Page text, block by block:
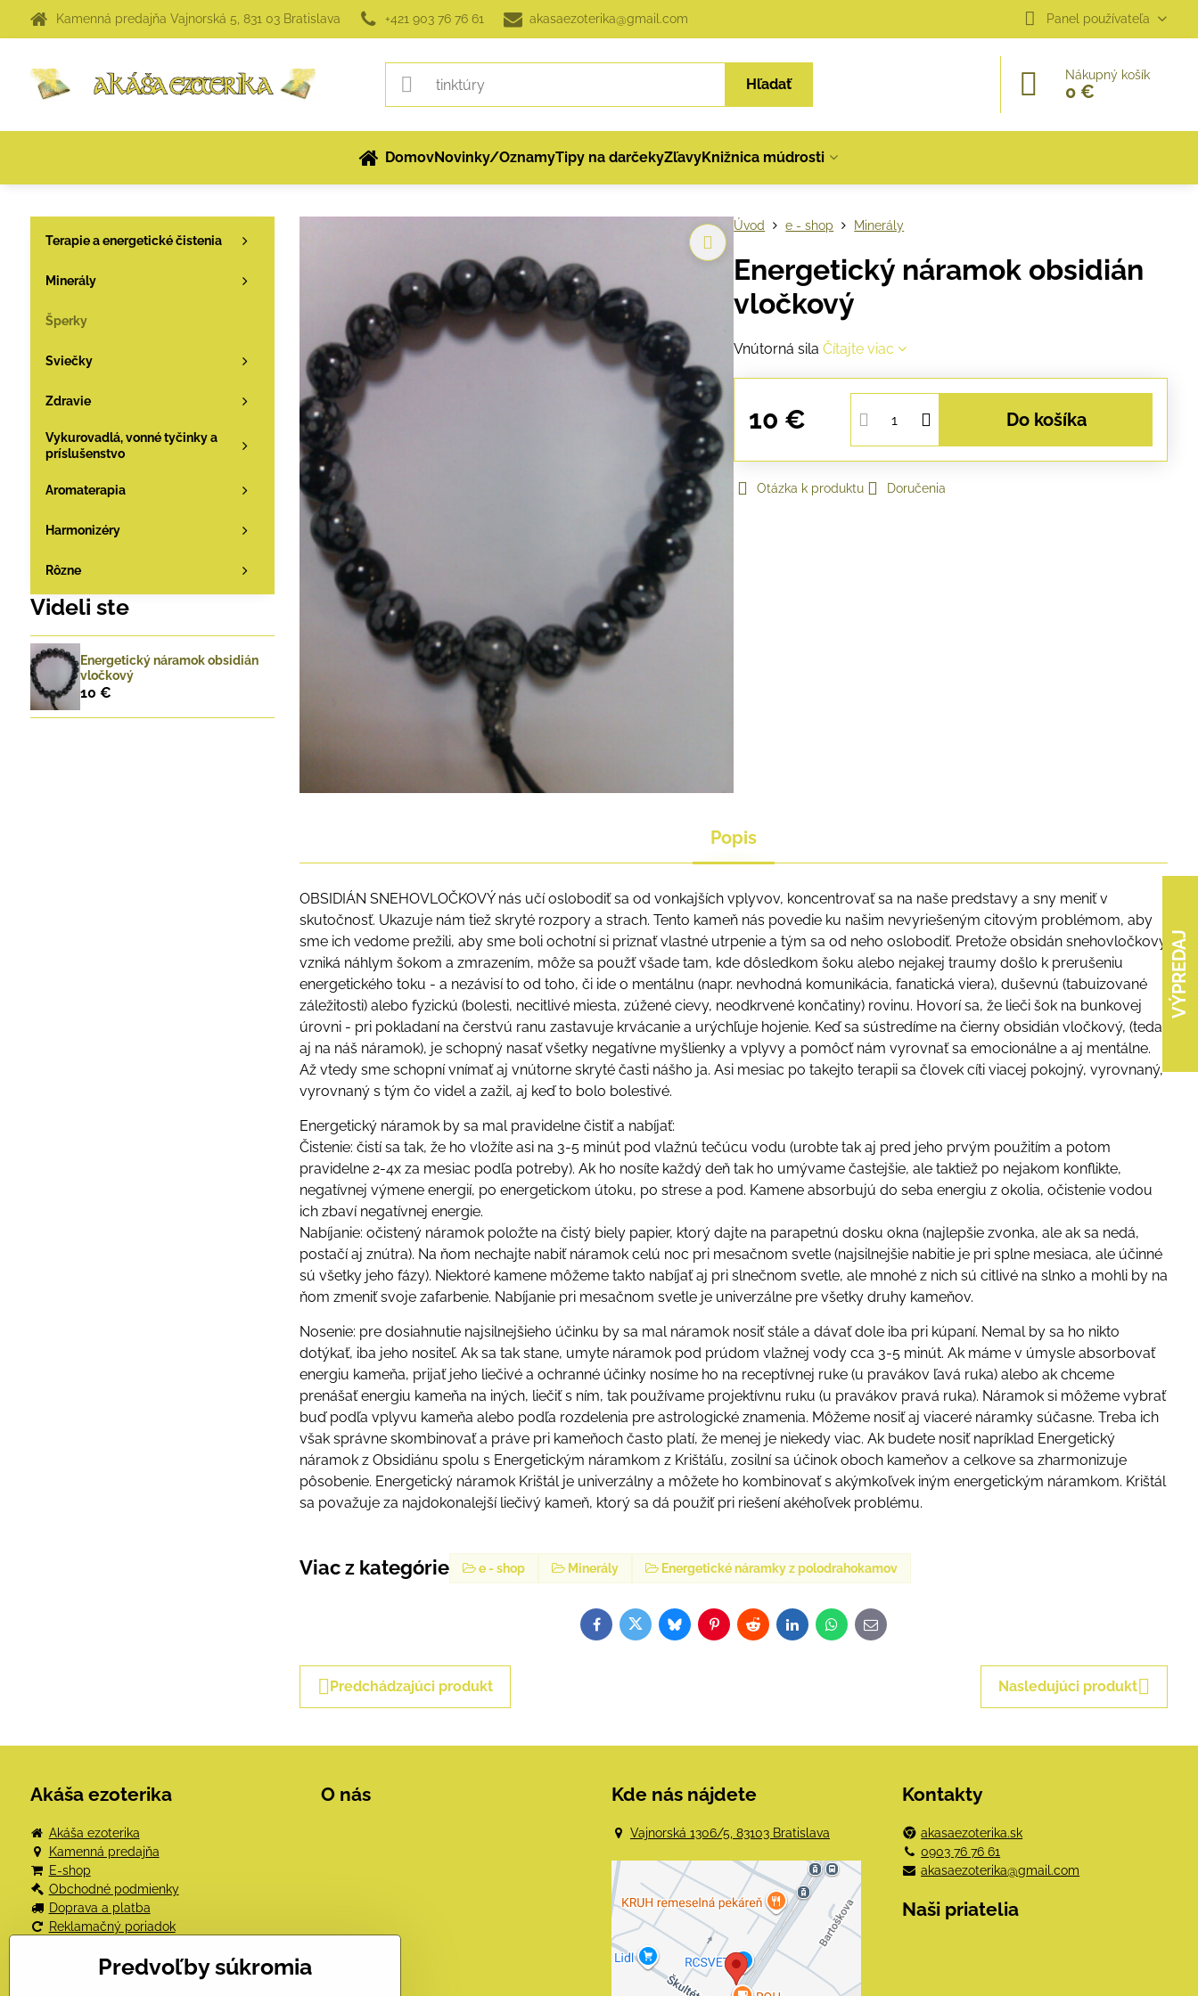
Kamenná predajňa Vajnorská 5, 831 03 Bratislava +421 903 76 76 61 akasaezoterika@gmail.com Panel používateľa
Hľadať
Nákupný košík
0 €
DomovNovinky/OznamyTipy na darčekyZľavyKnižnica múdrosti
Úvod e - shop Minerály
Energetický náramok obsidián
vločkový
Vnútorná silaČítajte viac
10 € Do košíka
Otázka k produktu Doručenia
Popis
OBSIDIÁN SNEHOVLOČKOVÝ nás učí oslobodiť sa od vonkajších vplyvov, koncentrovať sa na naše predstavy a sny meniť v
skutočnosť. Ukazuje nám tiež skryté rozpory a strach. Tento kameň nás povedie ku našim nevyriešeným citovým problémom, aby
sme ich vedome prežili, aby sme boli ochotní si priznať vlastné utrpenie a tým sa od neho oslobodiť. Pretože obsidán snehovločkový
vzniká náhlym šokom a zmrazením, môže sa použť všade tam, kde dôsledkom šoku alebo nejakej traumy došlo k prerušeniu
energetického toku - a nezávisí to od toho, či ide o mentálnu (napr. nevhodná komunikácia, fanatická viera), duševnú (tabuizované
záležitosti) alebo fyzickú (bolesti, necitlivé miesta, zúžené cievy, neodkrvené končatiny) rovinu. Hovorí sa, že lieči šok na bunkovej
úrovni - pri pokladaní na čerstvú ranu zastavuje krvácanie a urýchľuje hojenie. Keď sa sústredíme na čierny obsidián vločkový, (teda
aj na náš náramok), je schopný nasať všetky negatívne myšlienky a vplyvy a pomôcť nám vyrovnať sa emocionálne a aj mentálne.
Až vtedy sme schopní vnímať aj vnútorne skryté časti nášho ja. Asi mesiac po takejto terapii sa človek cíti viacej pokojný, vyrovnaný,
vyrovnaný s tým čo videl a zažil, aj keď to bolo bolestivé.
Energetický náramok by sa mal pravidelne čistiť a nabíjať:
Čistenie: čistí sa tak, že ho vložíte asi na 3-5 minút pod vlažnú tečúcu vodu (urobte tak aj pred jeho prvým použitím a potom
pravidelne 2-4x za mesiac podľa potreby). Ak ho nosíte každý deň tak ho umývame častejšie, ale taktiež po nejakom konflikte,
negatívnej výmene energií, po energetickom útoku, po strese a pod. Kamene absorbujú do seba energiu z okolia, očistenie vodou
ich zbaví negatívnej energie.
Nabíjanie: očistený náramok položte na čistý biely papier, ktorý dajte na parapetnú dosku okna (najlepšie zvonka, ale ak sa nedá,
postačí aj znútra). Na ňom nechajte nabiť náramok celú noc pri mesačnom svetle (najsilnejšie nabitie je pri splne mesiaca, ale účinné
sú všetky jeho fázy). Niektoré kamene môžeme takto nabíjať aj pri slnečnom svetle, ale mnohé z nich sú citlivé na slnko a mohli by na
ňom zmeniť svoje zafarbenie. Nabíjanie pri mesačnom svetle je univerzálne pre všetky druhy kameňov.
Nosenie: pre dosiahnutie najsilnejšieho účinku by sa mal náramok nosiť stále a dávať dole iba pri kúpaní. Nemal by sa ho nikto
dotýkať, iba jeho nositeľ. Ak sa tak stane, umyte náramok pod prúdom vlažnej vody cca 3-5 minút. Ak máme v úmysle absorbovať
energiu kameňa, prijať jeho liečivé a ochranné účinky nosíme ho na receptívnej ruke (u pravákov ľavá ruka) alebo ak chceme
prenášať energiu kameňa na iných, liečiť s ním, tak používame projektívnu ruku (u pravákov pravá ruka). Náramok si môžeme vybrať
buď podľa vplyvu kameňa alebo podľa rozdelenia pre astrologické znamenia. Môžeme nosiť aj viaceré náramky súčasne. Treba ich
však správne skombinovať a práve pri kameňoch často platí, že menej je niekedy viac. Ak budete nosiť napríklad Energetický
náramok z Obsidiánu spolu s Energetickým náramkom z Krištáľu, zosilní sa účinok oboch kameňov a celkove sa zharmonizuje
pôsobenie. Energetický náramok Krištál je univerzálny a môžete ho kombinovať s akýmkoľvek iným energetickým náramkom. Krištál
sa považuje za najdokonalejší liečivý kameň, ktorý sa dá použiť pri riešení akéhoľvek problému.
Viac z kategórie e - shop Minerály Energetické náramky z polodrahokamov
Facebook
TwitterBlueskyPinterestRedditLinkedInWhatsApp
E-
mail
Predchádzajúci produkt Nasledujúci produkt
Terapie a energetické čistenia
Minerály
Šperky
Sviečky
Zdravie
Vykurovadlá, vonné tyčinky a
príslušenstvo
Aromaterapia
Harmonizéry
Rôzne
Videli ste
Energetický náramok obsidián
vločkový
10 €
Akáša ezoterika
Akáša ezoterika
Kamenná predajňa
E-shop
Obchodné podmienky
Doprava a platba
Reklamačný poriadok
Ochrana osobných údajov
VÝPREDAJ
O nás Kde nás nájdete
Vajnorská 1306/5, 83103 Bratislava
Externý obsah je
blokovaný Voľbami
súkromia
Prajete si načítať externý obsah?
Kontakty
akasaezoterika.sk
0903 76 76 61
akasaezoterika@gmail.com
Naši priatelia
Predvoľby súkromia